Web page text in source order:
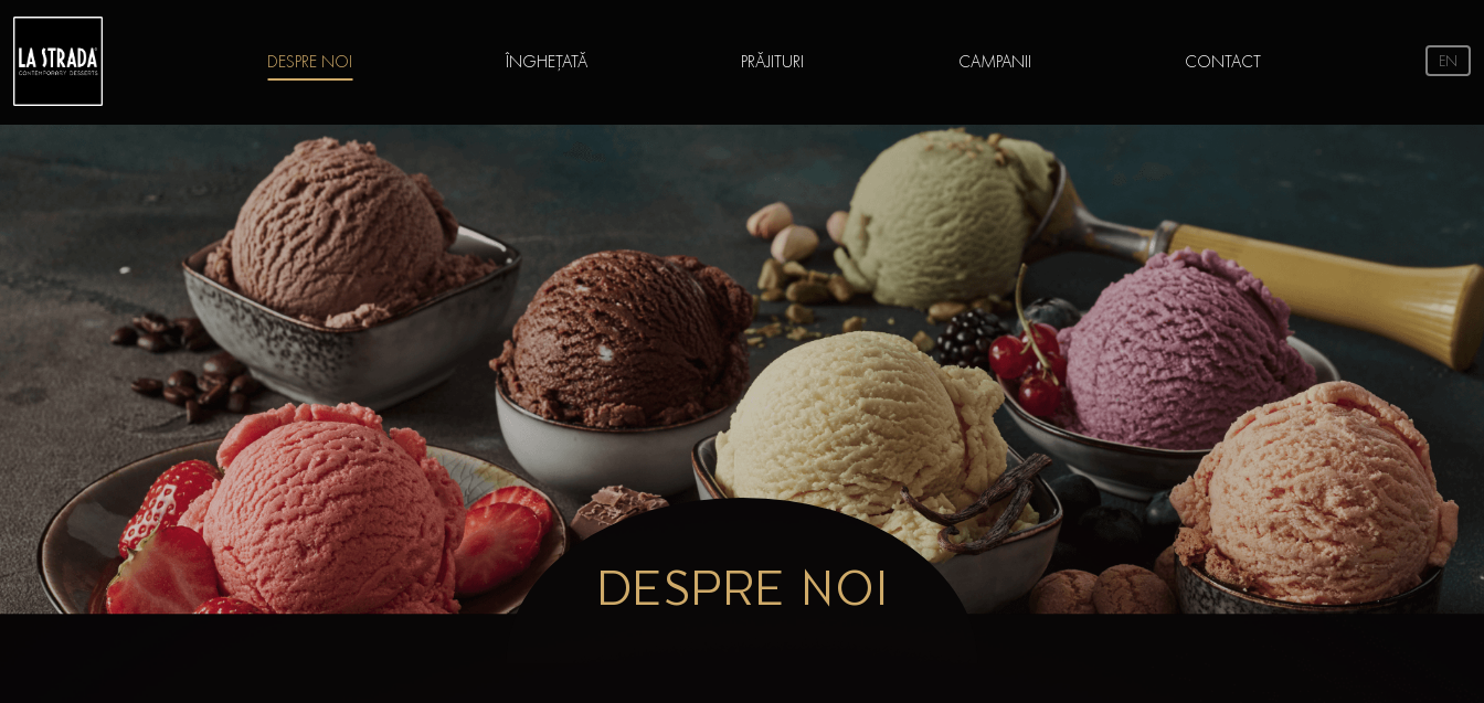
DESPRE NOI ÎNGHEȚATĂ PRĂJITURI CAMPANII CONTACT EN
DESPRE NOI